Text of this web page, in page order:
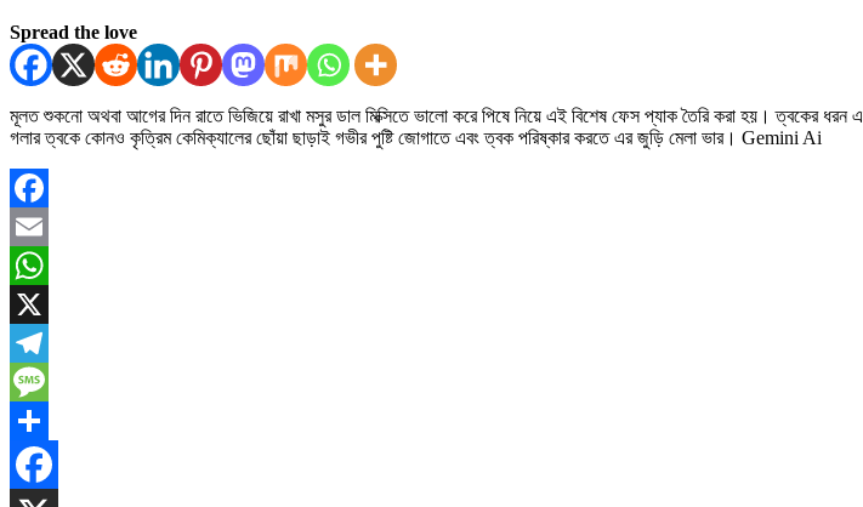
Spread the love
মূলত শুকনো অথবা আগের দিন রাতে ভিজিয়ে রাখা মসুর ডাল মিক্সিতে ভালো করে পিষে নিয়ে এই বিশেষ ফেস প্যাক তৈরি করা হয়। ত্বকের
গলার ত্বকে কোনও কৃত্রিম কেমিক্যালের ছোঁয়া ছাড়াই গভীর পুষ্টি জোগাতে এবং ত্বক পরিষ্কার করতে এর জুড়ি মেলা ভার। Gemini Ai
Facebook
Email
WhatsApp
X
Telegram
Message
Share